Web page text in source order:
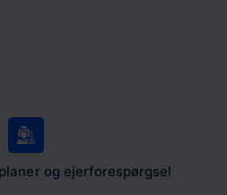
og ejerforespørgsel